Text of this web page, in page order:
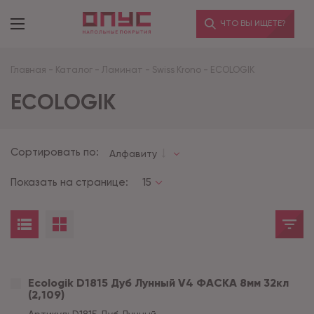
ЧТО ВЫ ИЩЕТЕ?
Главная - Каталог - Ламинат - Swiss Krono - ECOLOGIK
ECOLOGIK
Сортировать по: Алфавиту
Показать на странице: 15
Ecologik D1815 Дуб Лунный V4 ФАСКА 8мм 32кл
(2,109)